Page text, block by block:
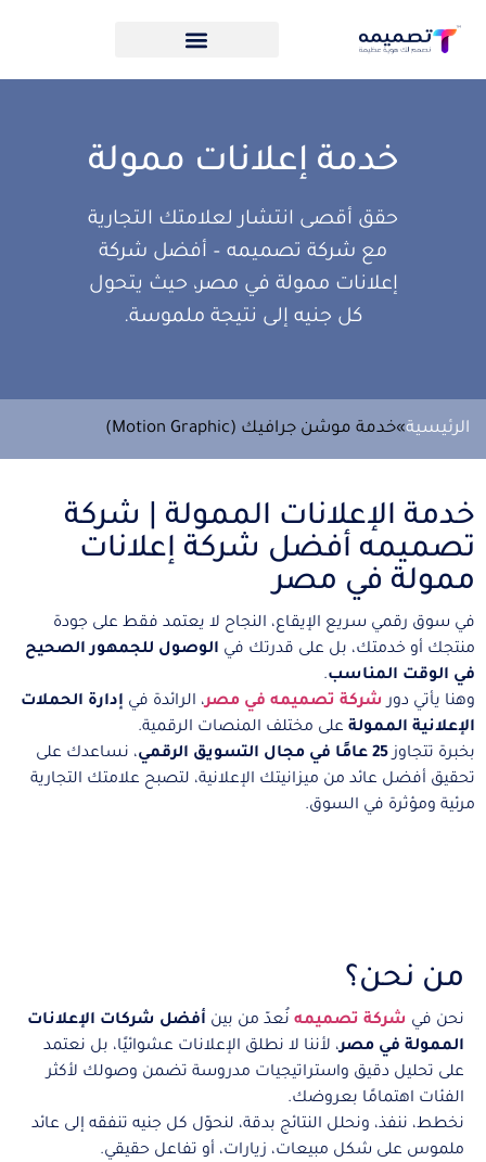
خدمة إعلانات ممولة
حقق أقصى انتشار لعلامتك التجارية
مع شركة تصميمه – أفضل شركة
إعلانات ممولة في مصر، حيث يتحول
كل جنيه إلى نتيجة ملموسة.
الرئيسية»خدمة موشن جرافيك (Motion Graphic)
خدمة الإعلانات الممولة | شركة
تصميمه أفضل شركة إعلانات
ممولة في مصر
في سوق رقمي سريع الإيقاع، النجاح لا يعتمد فقط على جودة
منتجك أو خدمتك، بل على قدرتك في الوصول للجمهور الصحيح
في الوقت المناسب.
وهنا يأتي دور شركة تصميمه في مصر، الرائدة في إدارة الحملات
الإعلانية الممولة على مختلف المنصات الرقمية.
بخبرة تتجاوز25 عامًا في مجال التسويق الرقمي
، نساعدك على
تحقيق أفضل عائد من ميزانيتك الإعلانية، لتصبح علامتك التجارية
مرئية ومؤثرة في السوق.
من نحن؟
نحن في شركة تصميمه نُعدّ من بين أفضل شركات الإعلانات
الممولة في مصر، لأننا لا نطلق الإعلانات عشوائيًا، بل نعتمد
على تحليل دقيق واستراتيجيات مدروسة تضمن وصولك لأكثر
الفئات اهتمامًا بعروضك.
نخطط، ننفذ، ونحلل النتائج بدقة، لنحوّل كل جنيه تنفقه إلى عائد
ملموس على شكل مبيعات، زيارات، أو تفاعل حقيقي.